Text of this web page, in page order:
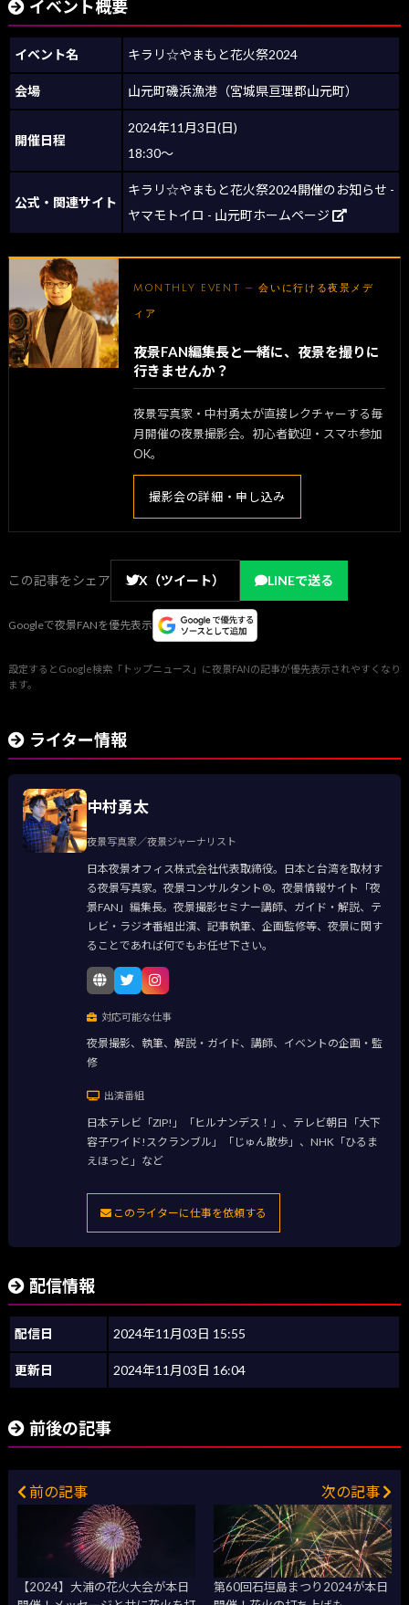
イベント概要
イベント名 キラリ☆やまもと花火祭2024
会場 山元町磯浜漁港（宮城県亘理郡山元町）
開催日程
2024年11月3日(日)
18:30～
公式・関連サイト
キラリ☆やまもと花火祭2024開催のお知らせ -
ヤマモトイロ - 山元町ホームページ
MONTHLY EVENT — 会いに行ける夜景メデ
ィア
夜景FAN編集長と一緒に、夜景を撮りに
行きませんか？
夜景写真家・中村勇太が直接レクチャーする毎
月開催の夜景撮影会。初心者歓迎・スマホ参加
OK。
撮影会の詳細・申し込み
この記事をシェア X（ツイート） LINEで送る
Googleで夜景FANを優先表示
設定するとGoogle検索「トップニュース」に夜景FANの記事が優先表示されやすくなり
ます。
ライター情報
中村勇太
夜景写真家／夜景ジャーナリスト
日本夜景オフィス株式会社代表取締役。日本と台湾を取材す
る夜景写真家。夜景コンサルタント®。夜景情報サイト「夜
景FAN」編集長。夜景撮影セミナー講師、ガイド・解説、テ
レビ・ラジオ番組出演、記事執筆、企画監修等、夜景に関す
ることであれば何でもお任せ下さい。
対応可能な仕事
夜景撮影、執筆、解説・ガイド、講師、イベントの企画・監
修
出演番組
日本テレビ「ZIP!」「ヒルナンデス！」、テレビ朝日「大下
容子ワイド!スクランブル」「じゅん散歩」、NHK「ひるま
えほっと」など
このライターに仕事を依頼する
配信情報
配信日 2024年11月03日 15:55
更新日 2024年11月03日 16:04
前後の記事
前の記事
【2024】大浦の花火大会が本日
次の記事
第60回石垣島まつり2024が本日